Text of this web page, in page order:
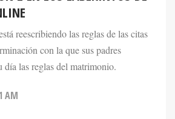
reescribiendo las reglas de las citas
con la que sus padres
día las reglas del matrimonio.